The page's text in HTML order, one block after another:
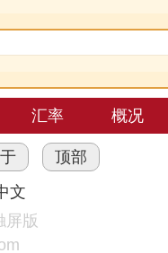
汇率 概况
顶部
文
屏版